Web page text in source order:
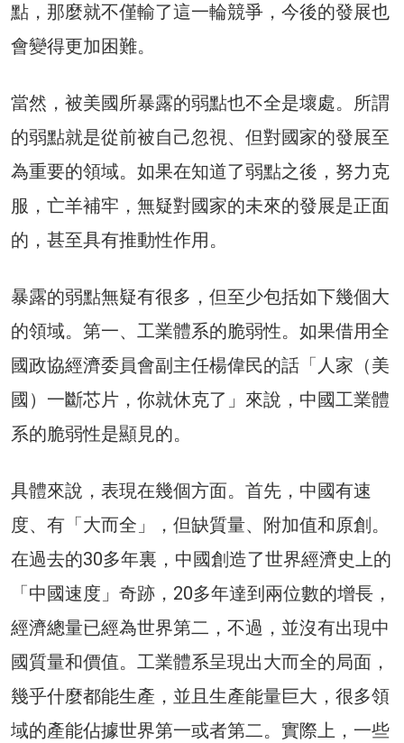
點，那麼就不僅輸了這一輪競爭，今後的發展也
會變得更加困難。
當然，被美國所暴露的弱點也不全是壞處。所謂
的弱點就是從前被自己忽視、但對國家的發展至
為重要的領域。如果在知道了弱點之後，努力克
服，亡羊補牢，無疑對國家的未來的發展是正面
的，甚至具有推動性作用。
暴露的弱點無疑有很多，但至少包括如下幾個大
的領域。第一、工業體系的脆弱性。如果借用全
國政協經濟委員會副主任楊偉民的話「人家（美
國）一斷芯片，你就休克了」來說，中國工業體
系的脆弱性是顯見的。
具體來說，表現在幾個方面。首先，中國有速
度、有「大而全」，但缺質量、附加值和原創。
在過去的30多年裏，中國創造了世界經濟史上的
「中國速度」奇跡，20多年達到兩位數的增長，
經濟總量已經為世界第二，不過，並沒有出現中
國質量和價值。工業體系呈現出大而全的局面，
幾乎什麼都能生產，並且生產能量巨大，很多領
域的產能佔據世界第一或者第二。實際上，一些